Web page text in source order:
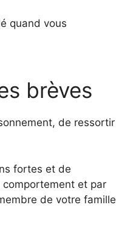
quand vous
brèves
de ressortir
fortes et de
comportement et par
de votre famille